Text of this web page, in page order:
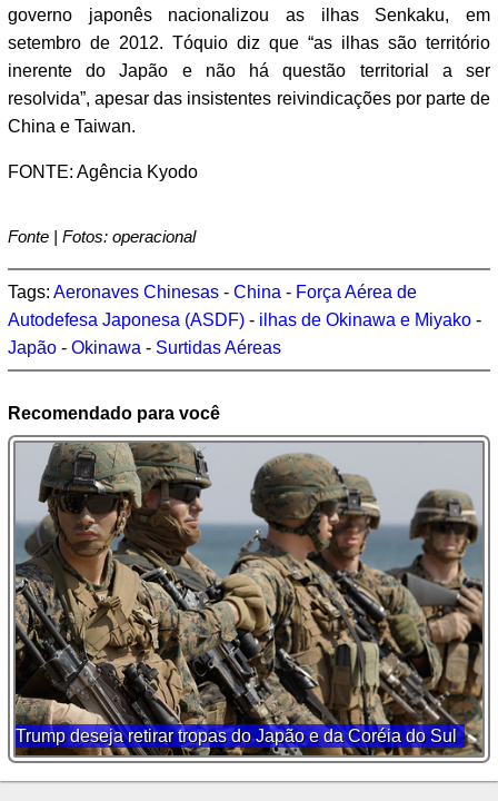
governo japonês nacionalizou as ilhas Senkaku, em
setembro de 2012. Tóquio diz que “as ilhas são território
inerente do Japão e não há questão territorial a ser
resolvida”, apesar das insistentes reivindicações por parte de
China e Taiwan.
FONTE: Agência Kyodo
Fonte | Fotos: operacional
Tags: Aeronaves Chinesas - China - Força Aérea de
Autodefesa Japonesa (ASDF) - ilhas de Okinawa e Miyako -
Japão - Okinawa - Surtidas Aéreas
Recomendado para você
Trump deseja retirar tropas do Japão e da Coréia do Sul